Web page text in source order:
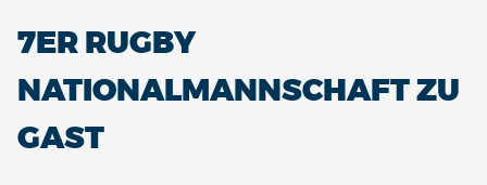
7ER RUGBY
NATIONALMANNSCHAFT ZU
GAST